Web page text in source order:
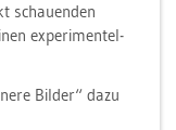
schau­en­den
ex­pe­ri­men­tel­
Bil­der“ dazu